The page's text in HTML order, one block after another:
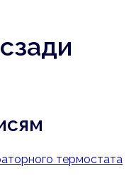
термостата